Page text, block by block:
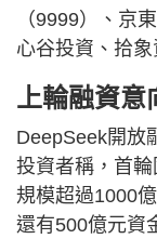
（9999）、京
心谷投資、拾象
上輪融資意
DeepSeek開放
投資者稱，首
規模超過1000
還有500億元資